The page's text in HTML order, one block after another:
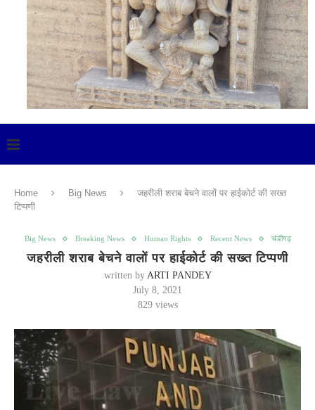
Home Big News
जहरीली शराब बेचने वालों पर हाईकोर्ट की सख्त
टिप्पणी
Big News Breaking News Human Rights Recent News चंडीगढ़
जहरीली शराब बेचने वालों पर हाईकोर्ट की सख्त टिप्पणी
written by ARTI PANDEY
July 8, 2021
829views